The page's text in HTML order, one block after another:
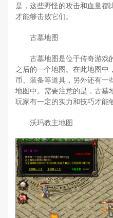
是，这些野怪的攻击和血量都
才能够击败它们。
古墓地图
古墓地图是位于传奇游戏
之后的一个地图。在此地图中
币、装备等道具，另外还有一
地图中。需要注意的是，古墓
玩家有一定的实力和技巧才能
沃玛教主地图